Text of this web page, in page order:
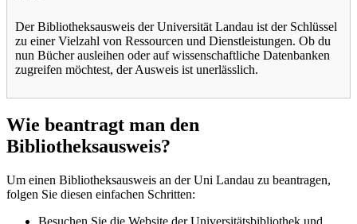
Der Bibliotheksausweis der Universität Landau ist der Schlüssel
zu einer Vielzahl von Ressourcen und Dienstleistungen. Ob du
nun Bücher ausleihen oder auf wissenschaftliche Datenbanken
zugreifen möchtest, der Ausweis ist unerlässlich.
Wie beantragt man den
Bibliotheksausweis?
Um einen Bibliotheksausweis an der Uni Landau zu beantragen,
folgen Sie diesen einfachen Schritten:
Besuchen Sie die Website der Universitätsbibliothek und